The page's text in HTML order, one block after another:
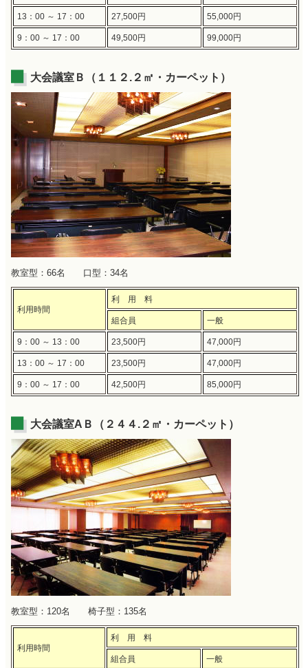
13：00 ～ 17：00 27,500円 55,000円
9：00 ～ 17：00 49,500円 99,000円
大会議室Ｂ（１１２.２㎡・カーペット）
教室型：66名 口型：34名
利用時間
利 用 料
組合員 一般
9：00 ～ 13：00 23,500円 47,000円
13：00 ～ 17：00 23,500円 47,000円
9：00 ～ 17：00 42,500円 85,000円
大会議室AＢ（２４４.２㎡・カーペット）
教室型：120名 椅子型：135名
利用時間
利 用 料
組合員 一般